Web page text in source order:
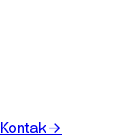
Kontak→